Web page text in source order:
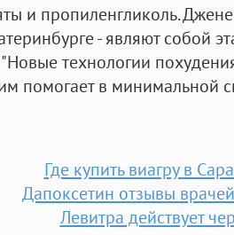
и пропиленгликоль.
- являют собой
технологии
помогает в минимальной
Где купить виагру в
Дапоксетин отзывы
Левитра действует